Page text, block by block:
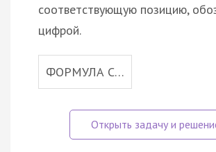
соответствующую позицию,
цифрой.
ФОРМУЛА С…